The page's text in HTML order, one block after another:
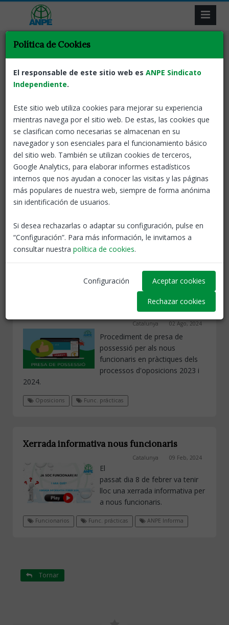
Resultat de la recerca
Tornar
Aptes en la fase de pràctiques de les
oposicions 2023 i 2024
Catalunya 20 Mar, 2025
Annexos de persones que
no avaluades i que han de
realitzar la fase de pràctiques
aptes i que han de repetir, per una única vegada, la
fase de pràctiques...
Presa de possessió com a nous funcionaris
Catalunya 02 Ago, 2024
Procediment de presa de
possessió per als nous
funcionaris en pràctiques dels
processos d'oposicions 2023 i
2024.
Oposicions Func. prácticas
Xerrada informativa nous funcionaris
Catalunya 09 Feb, 2024
El
passat dia 8 de febrer va tenir
lloc una xerrada informativa per
a nous funcionaris.
Funcionarios Func. prácticas ANPE Informa
Tornar
Política de Cookies
El responsable de este sitio web es ANPE Sindicato
Independiente.
Este sitio web utiliza cookies para mejorar su experiencia
mientras navega por el sitio web. De estas, las cookies que
se clasifican como necesarias se almacenan en su
navegador y son esenciales para el funcionamiento básico
del sitio web. También se utilizan cookies de terceros,
Google Analytics, para elaborar informes estadísticos
internos que nos ayudan a conocer las visitas y las páginas
más populares de nuestra web, siempre de forma anónima
sin identificación de usuarios.
Si desea rechazarlas o adaptar su configuración, pulse en
“Configuración”. Para más información, le invitamos a
consultar nuestra política de cookies.
Configuración Aceptar cookies
Rechazar cookies